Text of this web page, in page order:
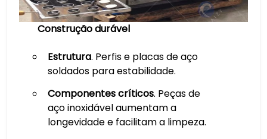
Construção durável
Estrutura. Perfis e placas de aço
soldados para estabilidade.
Componentes críticos. Peças de
aço inoxidável aumentam a
longevidade e facilitam a limpeza.